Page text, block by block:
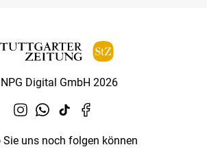
Digital GmbH 2026
Sie uns noch folgen können